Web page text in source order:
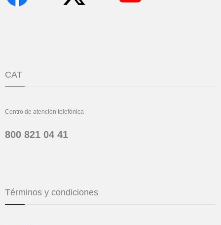
CAT
Centro de atención telefónica
800 821 04 41
Términos y condiciones